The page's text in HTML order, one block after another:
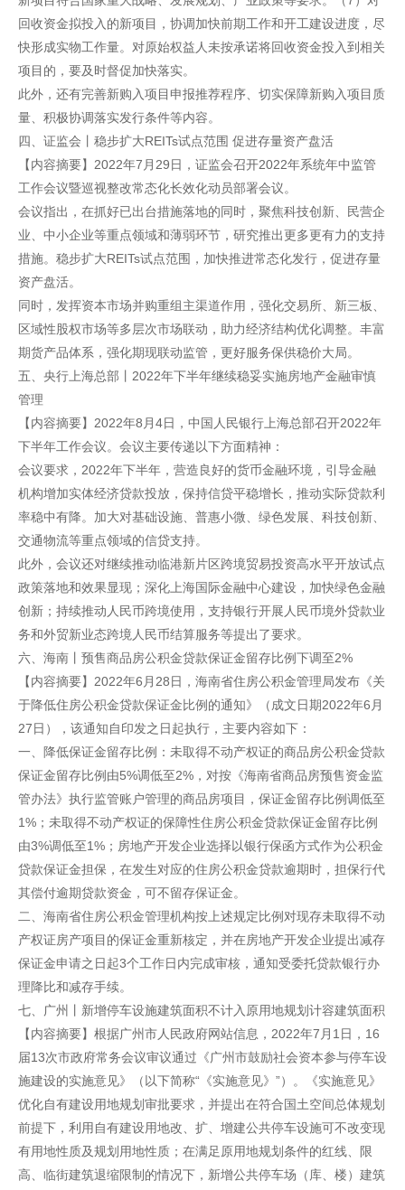
回收资金拟投入的新项目，协调加快前期工作和开工建设进度，尽
快形成实物工作量。对原始权益人未按承诺将回收资金投入到相关
项目的，要及时督促加快落实。
此外，还有完善新购入项目申报推荐程序、切实保障新购入项目质
量、积极协调落实发行条件等内容。
四、证监会丨稳步扩大REITs试点范围 促进存量资产盘活
【内容摘要】2022年7月29日，证监会召开2022年系统年中监管
工作会议暨巡视整改常态化长效化动员部署会议。
会议指出，在抓好已出台措施落地的同时，聚焦科技创新、民营企
业、中小企业等重点领域和薄弱环节，研究推出更多更有力的支持
措施。稳步扩大REITs试点范围，加快推进常态化发行，促进存量
资产盘活。
同时，发挥资本市场并购重组主渠道作用，强化交易所、新三板、
区域性股权市场等多层次市场联动，助力经济结构优化调整。丰富
期货产品体系，强化期现联动监管，更好服务保供稳价大局。
五、央行上海总部丨2022年下半年继续稳妥实施房地产金融审慎
管理
【内容摘要】2022年8月4日，中国人民银行上海总部召开2022年
下半年工作会议。会议主要传递以下方面精神：
会议要求，2022年下半年，营造良好的货币金融环境，引导金融
机构增加实体经济贷款投放，保持信贷平稳增长，推动实际贷款利
率稳中有降。加大对基础设施、普惠小微、绿色发展、科技创新、
交通物流等重点领域的信贷支持。
此外，会议还对继续推动临港新片区跨境贸易投资高水平开放试点
政策落地和效果显现；深化上海国际金融中心建设，加快绿色金融
创新；持续推动人民币跨境使用，支持银行开展人民币境外贷款业
务和外贸新业态跨境人民币结算服务等提出了要求。
六、海南丨预售商品房公积金贷款保证金留存比例下调至2%
【内容摘要】2022年6月28日，海南省住房公积金管理局发布《关
于降低住房公积金贷款保证金比例的通知》（成文日期2022年6月
27日），该通知自印发之日起执行，主要内容如下：
一、降低保证金留存比例：未取得不动产权证的商品房公积金贷款
保证金留存比例由5%调低至2%，对按《海南省商品房预售资金监
管办法》执行监管账户管理的商品房项目，保证金留存比例调低至
1%；未取得不动产权证的保障性住房公积金贷款保证金留存比例
由3%调低至1%；房地产开发企业选择以银行保函方式作为公积金
贷款保证金担保，在发生对应的住房公积金贷款逾期时，担保行代
其偿付逾期贷款资金，可不留存保证金。
二、海南省住房公积金管理机构按上述规定比例对现存未取得不动
产权证房产项目的保证金重新核定，并在房地产开发企业提出减存
保证金申请之日起3个工作日内完成审核，通知受委托贷款银行办
理降比和减存手续。
七、广州丨新增停车设施建筑面积不计入原用地规划计容建筑面积
【内容摘要】根据广州市人民政府网站信息，2022年7月1日，16
届13次市政府常务会议审议通过《广州市鼓励社会资本参与停车设
施建设的实施意见》（以下简称“《实施意见》”）。《实施意见》
优化自有建设用地规划审批要求，并提出在符合国土空间总体规划
前提下，利用自有建设用地改、扩、增建公共停车设施可不改变现
有用地性质及规划用地性质；在满足原用地规划条件的红线、限
高、临街建筑退缩限制的情况下，新增公共停车场（库、楼）建筑